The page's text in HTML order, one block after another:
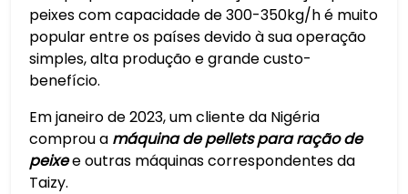
peixes com capacidade de 300-350kg/h é muito
popular entre os países devido à sua operação
simples, alta produção e grande custo-
benefício.
Em janeiro de 2023, um cliente da Nigéria
comprou a máquina de pellets para ração de
peixee outras máquinas correspondentes da
Taizy.